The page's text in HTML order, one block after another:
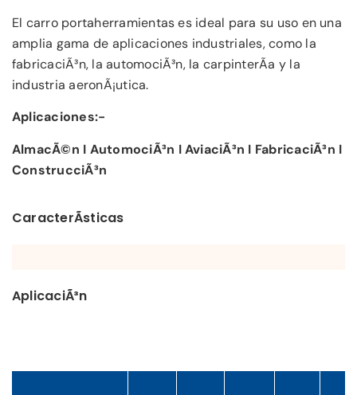
El carro portaherramientas es ideal para su uso en una
amplia gama de aplicaciones industriales, como la
fabricaciÃ³n, la automociÃ³n, la carpinterÃ­a y la
industria aeronÃ¡utica.
Aplicaciones:-
AlmacÃ©n I AutomociÃ³n I AviaciÃ³n I FabricaciÃ³n I
ConstrucciÃ³n
CaracterÃ­sticas
AplicaciÃ³n